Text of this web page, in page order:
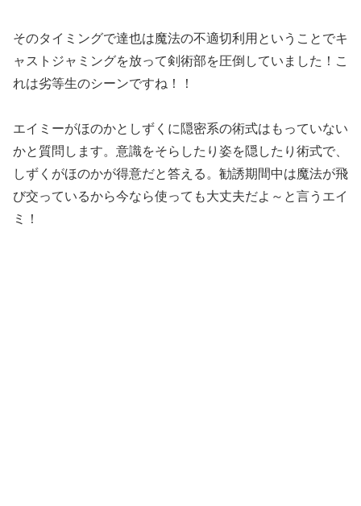
そのタイミングで達也は魔法の不適切利用ということでキ
ャストジャミングを放って剣術部を圧倒していました！こ
れは劣等生のシーンですね！！
エイミーがほのかとしずくに隠密系の術式はもっていない
かと質問します。意識をそらしたり姿を隠したり術式で、
しずくがほのかが得意だと答える。勧誘期間中は魔法が飛
び交っているから今なら使っても大丈夫だよ～と言うエイ
ミ！